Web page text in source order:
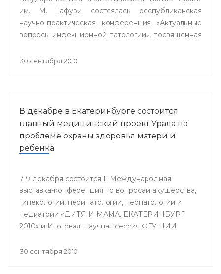
им. М. Гафури состоялась республиканская
научно-практическая конференция «Актуальные
вопросы инфекционной патологии», посвященная
№4 города Уфы.
30 сентября 2010
В декабре в Екатеринбурге состоится
главный медицинский проект Урала по
проблеме охраны здоровья матери и
ребенка
7-9 декабря состоится II Международная
выставка-конференция по вопросам акушерства,
гинекологии, перинатологии, неонатологии и
педиатрии «ДИТЯ И МАМА. ЕКАТЕРИНБУРГ
2010» и Итоговая научная сессия ФГУ НИИ
УГМА, посвященная 25-летию кафедры.
30 сентября 2010